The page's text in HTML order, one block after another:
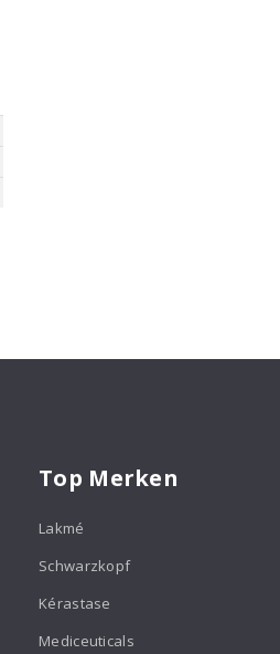
Top Merken
Lakmé
Schwarzkopf
Kérastase
Mediceuticals